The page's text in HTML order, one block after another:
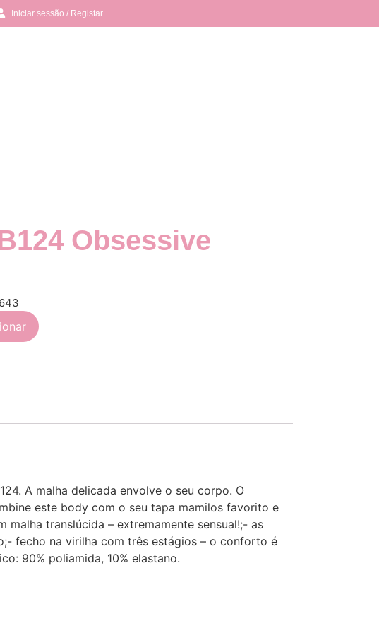
Iniciar sessão / Registar
Obsessive
A malha delicada envolve o seu corpo. O
este body com o seu tapa mamilos favorito e
translúcida – extremamente sensual!;- as
fecho na virilha com três estágios – o conforto é
90% poliamida, 10% elastano.